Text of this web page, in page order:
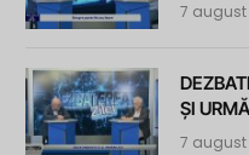
7 august
ȘI
7 august